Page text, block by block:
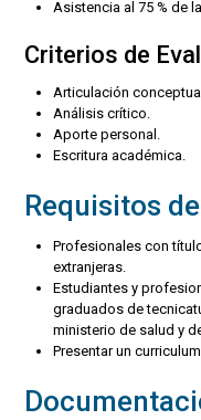
Asistencia al 75 % de
Criterios de
Articulación
Análisis crítico.
Aporte personal.
Escritura académica.
Requisitos
Profesionales con
extranjeras.
Estudiantes y
graduados de
ministerio de salud y
Presentar un